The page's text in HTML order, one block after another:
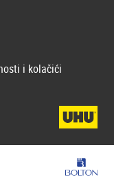
i kolačići
Bolton